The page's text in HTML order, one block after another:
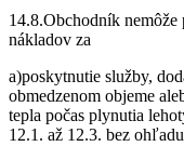
14.8.Obchodník
nákladov za
a)poskytnutie služby,
obmedzenom objeme
tepla počas plynutia
12.1. až 12.3. bez